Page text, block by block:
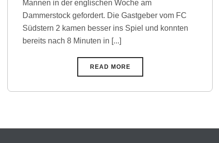
Mannen in der englischen Woche am
Dammerstock gefordert. Die Gastgeber vom FC
Südstern 2 kamen besser ins Spiel und konnten
bereits nach 8 Minuten in [...]
READ MORE